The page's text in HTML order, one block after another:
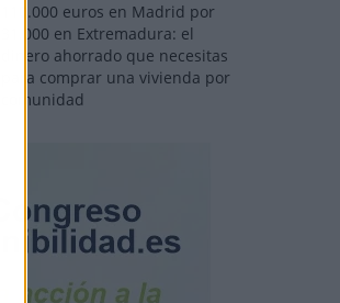
110.000 euros en Madrid por
31.000 en Extremadura: el
dinero ahorrado que necesitas
para comprar una vivienda por
comunidad